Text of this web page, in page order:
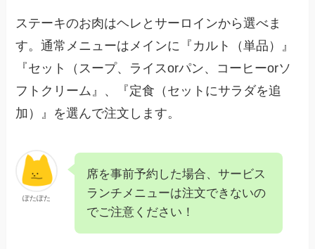
ステーキのお肉はヘレとサーロインから選べま
す。通常メニューはメインに『 カルト
（単品）』
『セット
（スープ、ライスorパン、コーヒーorソ
フトクリーム』、『定食 （セットにサラダを追
加）』を選んで注文します。
ぽたぽた
席を事前予約した場合、サービス
ランチメニューは注文できないの
でご注意ください！